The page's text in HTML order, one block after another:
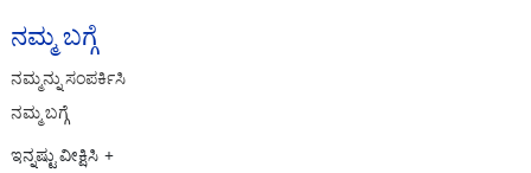
ನಮ್ಮ ಬಗ್ಗೆ
ನಮ್ಮನ್ನು ಸಂಪರ್ಕಿಸಿ
ನಮ್ಮ ಬಗ್ಗೆ
ಇನ್ನಷ್ಟು ವೀಕ್ಷಿಸಿ